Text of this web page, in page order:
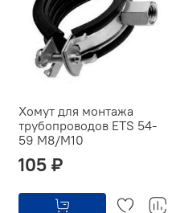
Хомут для монтажа
трубопроводов ETS 54-
59 M8/M10
105 ₽